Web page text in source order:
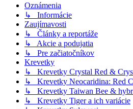
Oznámenia
↳ Informácie
Zaujímavosti
↳ Články a reportáže
↳ Akcie a podujatia
↳ Pre začiatočníkov
Krevetky
↳ Krevetky Crystal Red &
↳ Krevetky Neocaridina: Red
↳ Krevetky Taiwan Bee &
↳ Krevetky Tiger a ich variácie